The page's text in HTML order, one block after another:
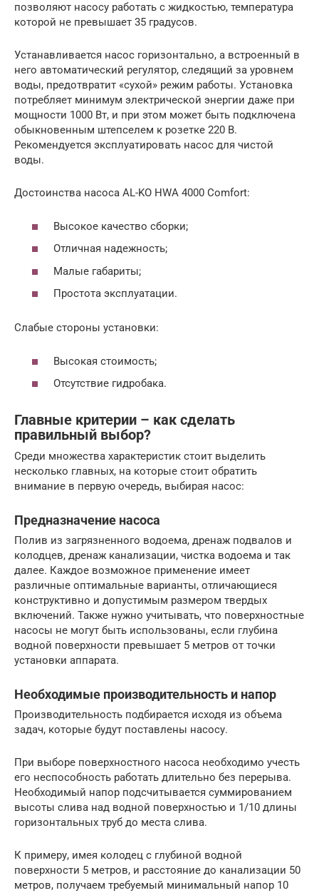
позволяют насосу работать с жидкостью, температура
которой не превышает 35 градусов.
Устанавливается насос горизонтально, а встроенный в
него автоматический регулятор, следящий за уровнем
воды, предотвратит «сухой» режим работы. Установка
потребляет минимум электрической энергии даже при
мощности 1000 Вт, и при этом может быть подключена
обыкновенным штепселем к розетке 220 В.
Рекомендуется эксплуатировать насос для чистой
воды.
Достоинства насоса AL-KO HWA 4000 Comfort:
Высокое качество сборки;
Отличная надежность;
Малые габариты;
Простота эксплуатации.
Слабые стороны установки:
Высокая стоимость;
Отсутствие гидробака.
Главные критерии – как сделать
правильный выбор?
Среди множества характеристик стоит выделить
несколько главных, на которые стоит обратить
внимание в первую очередь, выбирая насос:
Предназначение насоса
Полив из загрязненного водоема, дренаж подвалов и
колодцев, дренаж канализации, чистка водоема и так
далее. Каждое возможное применение имеет
различные оптимальные варианты, отличающиеся
конструктивно и допустимым размером твердых
включений. Также нужно учитывать, что поверхностные
насосы не могут быть использованы, если глубина
водной поверхности превышает 5 метров от точки
установки аппарата.
Необходимые производительность и напор
Производительность подбирается исходя из объема
задач, которые будут поставлены насосу.
При выборе поверхностного насоса необходимо учесть
его неспособность работать длительно без перерыва.
Необходимый напор подсчитывается суммированием
высоты слива над водной поверхностью и 1/10 длины
горизонтальных труб до места слива.
К примеру, имея колодец с глубиной водной
поверхности 5 метров, и расстояние до канализации 50
метров, получаем требуемый минимальный напор 10